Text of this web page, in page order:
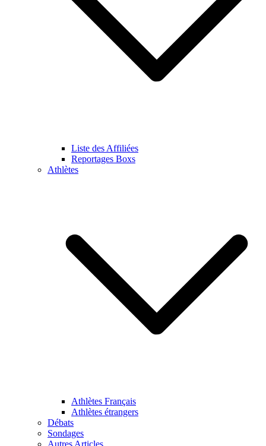
Liste des Affiliées
Reportages Boxs
Athlètes
Athlètes Français
Athlètes étrangers
Débats
Sondages
Autres Articles